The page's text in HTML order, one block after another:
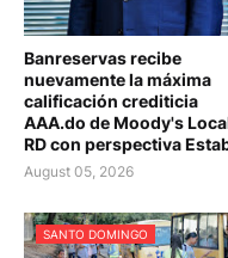
Banreservas recibe
nuevamente la máxima
calificación crediticia
AAA.do de Moody's
RD con perspectiva
August 05, 2026
SANTO DOMINGO